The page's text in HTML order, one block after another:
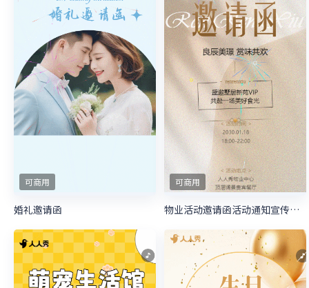
可商用
婚礼邀请函
可商用
物业活动邀请函活动通知宣传邀请函